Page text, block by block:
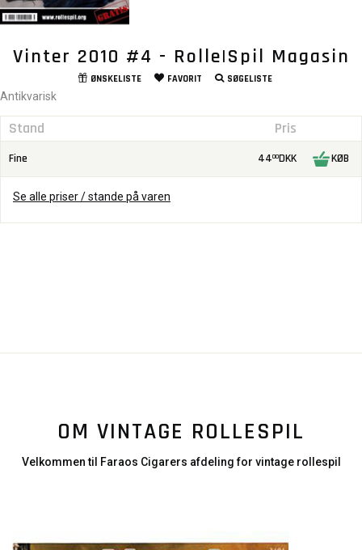
Vinter 2010 #4 - Rolle|Spil Magasin
ØNSKELISTE FAVORIT SØGELISTE
Antikvarisk
Stand Pris
Fine 4400DKK KØB
Se alle priser / stande på varen
OM VINTAGE ROLLESPIL
Velkommen til Faraos Cigarers afdeling for vintage rollespil